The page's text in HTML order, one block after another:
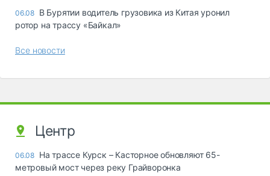
06.08 В Бурятии водитель грузовика из Китая уронил
ротор на трассу «Байкал»
Все новости
Центр
06.08 На трассе Курск – Касторное обновляют 65-
метровый мост через реку Грайворонка